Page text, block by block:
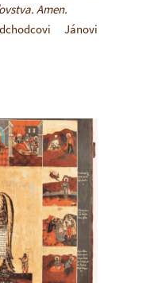
Amen.
Jánovi